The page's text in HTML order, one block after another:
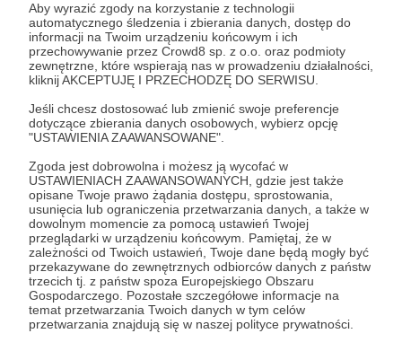
Aby wyrazić zgody na korzystanie z technologii
automatycznego śledzenia i zbierania danych, dostęp do
informacji na Twoim urządzeniu końcowym i ich
przechowywanie przez Crowd8 sp. z o.o. oraz podmioty
zewnętrzne, które wspierają nas w prowadzeniu działalności,
kliknij AKCEPTUJĘ I PRZECHODZĘ DO SERWISU.
Jeśli chcesz dostosować lub zmienić swoje preferencje
dotyczące zbierania danych osobowych, wybierz opcję
"USTAWIENIA ZAAWANSOWANE".
Zgoda jest dobrowolna i możesz ją wycofać w
USTAWIENIACH ZAAWANSOWANYCH, gdzie jest także
opisane Twoje prawo żądania dostępu, sprostowania,
usunięcia lub ograniczenia przetwarzania danych, a także w
dowolnym momencie za pomocą ustawień Twojej
przeglądarki w urządzeniu końcowym. Pamiętaj, że w
zależności od Twoich ustawień, Twoje dane będą mogły być
przekazywane do zewnętrznych odbiorców danych z państw
trzecich tj. z państw spoza Europejskiego Obszaru
Gospodarczego. Pozostałe szczegółowe informacje na
temat przetwarzania Twoich danych w tym celów
przetwarzania znajdują się w naszej polityce prywatności.
* Zapoznałem się i akceptujęRegulaminserwisu oraz
* Wyrażam zgodę na przetwarzanie moich danych
osobowych podanych w formularzu rejestracyjnym w celu
prawidłowego świadczenia usług serwisu Patronite.
Wyrażam zgodę na otrzymywanie drogą elektroniczną
informacji handlowych - newslettera. Opcja ta może zostać
zmieniona w ustawieniach konta.